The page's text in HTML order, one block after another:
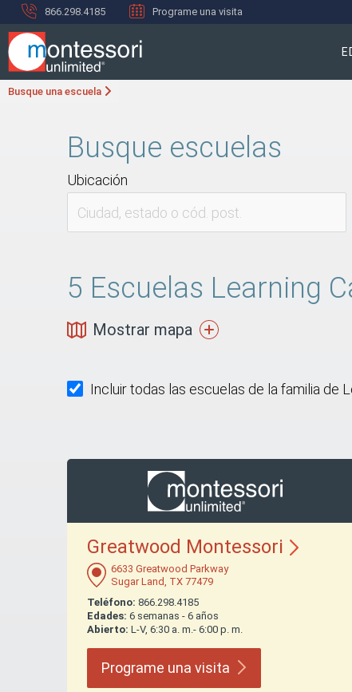
866.298.4185 Programe una visita
Busque una escuela
Busque escuelas
Ubicación
5 Escuelas Learning
Mostrar mapa
Incluir todas las escuelas de la familia de
Greatwood Montessori
6633 Greatwood Parkway
Sugar Land, TX 77479
Teléfono: 866.298.4185
Edades: 6 semanas - 6 años
Abierto: L-V, 6:30 a. m.- 6:00 p. m.
Programe una visita